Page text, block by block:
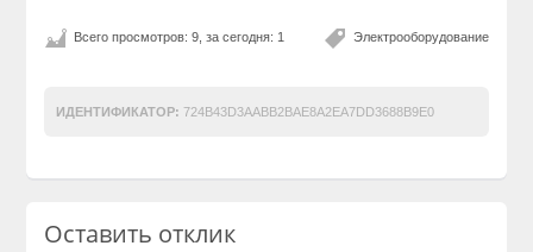
Электрооборудование
Всего просмотров: 9, за сегодня: 1
ИДЕНТИФИКАТОР: 724B43D3AABB2BAE8A2EA7DD3688B9E0
Оставить отклик